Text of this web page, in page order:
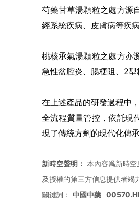
芍藥甘草湯顆粒之處方源
經系統疾病、皮膚病等疾
桃核承氣湯顆粒之處方亦
急性盆腔炎、腸梗阻、2型
在上述產品的研發過程中
全流程質量管控，依託現
現了傳統方劑的現代化傳
新時空聲明： 本內容爲新時空
及授權的第三方信息提供者竭
關鍵詞： 中國中藥